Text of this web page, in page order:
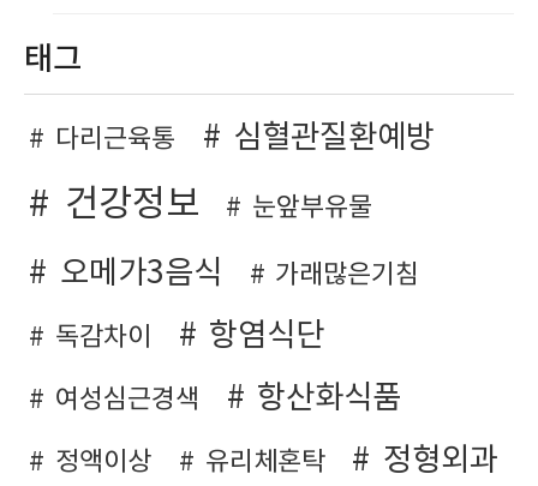
태그
다리근육통 심혈관질환예방
건강정보 눈앞부유물
오메가3음식 가래많은기침
독감차이 항염식단
여성심근경색 항산화식품
정액이상 유리체혼탁 정형외과